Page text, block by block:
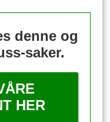
denne og
saker.
HER